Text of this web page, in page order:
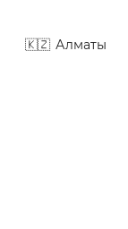
Алматы